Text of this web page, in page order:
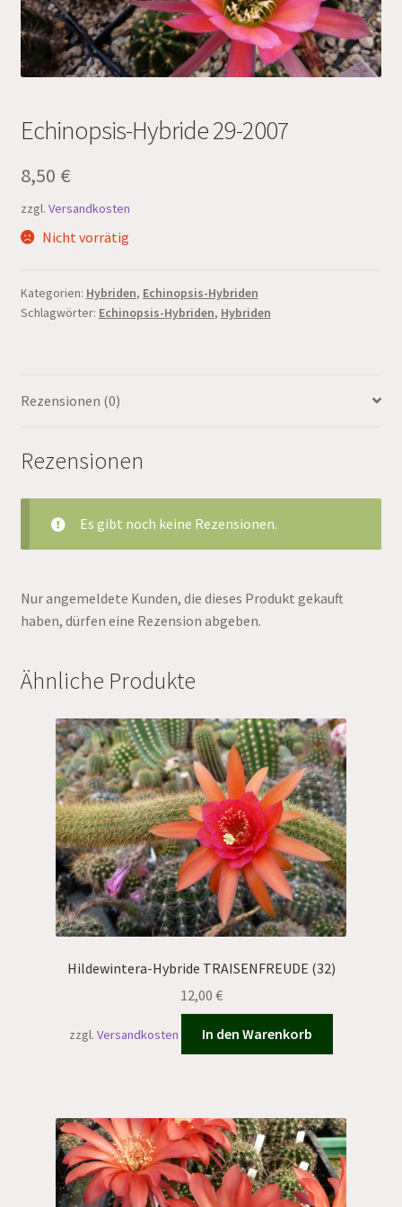
Echinopsis-Hybride 29-2007
8,50 €
zzgl. Versandkosten
Nicht vorrätig
Kategorien: Hybriden, Echinopsis-Hybriden
Schlagwörter: Echinopsis-Hybriden, Hybriden
Rezensionen (0)
Rezensionen
Es gibt noch keine Rezensionen.
Nur angemeldete Kunden, die dieses Produkt gekauft
haben, dürfen eine Rezension abgeben.
Ähnliche Produkte
Hildewintera-Hybride TRAISENFREUDE (32)
12,00 €
zzgl.Versandkosten In den Warenkorb